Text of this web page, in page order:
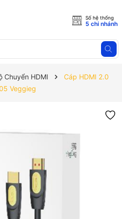
Số hệ thống
5 chi nhánh
Chuyển HDMI
Cáp HDMI 2.0
Veggieg